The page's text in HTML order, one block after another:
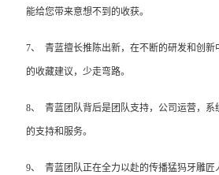
能给您带来意想不到的收获。
7、 青蓝擅长推陈出新，在不断的研发和创
的收藏建议，少走弯路。
8、 青蓝团队背后是团队支持，公司运营，
的支持和服务。
9、 青蓝团队正在全力以赴的传播猛犸牙雕